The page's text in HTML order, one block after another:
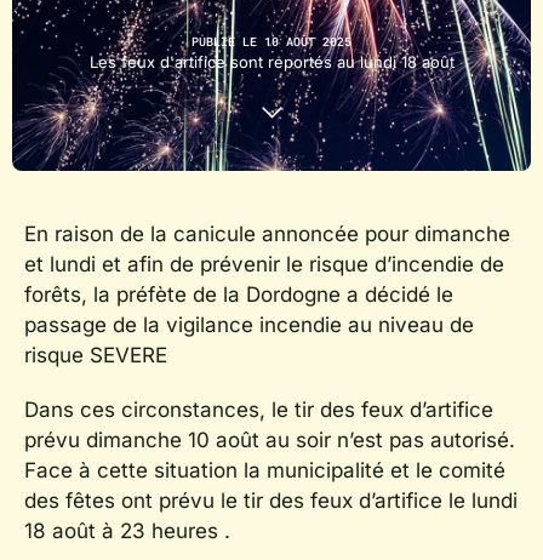
PUBLIÉ LE 10 AOÛT 2025
Les feux d'artifice sont reportés au lundi 18 août
En raison de la canicule annoncée pour dimanche
et lundi et afin de prévenir le risque d’incendie de
forêts, la préfète de la Dordogne a décidé le
passage de la vigilance incendie au niveau de
risque SEVERE
Dans ces circonstances, le tir des feux d’artifice
prévu dimanche 10 août au soir n’est pas autorisé.
Face à cette situation la municipalité et le comité
des fêtes ont prévu le tir des feux d’artifice le lundi
18 août à 23 heures .